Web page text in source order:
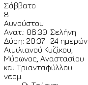
Σάββατο
8
Αυγούστου
Ανατ.: 06:30
Δύση: 20:37
Σελήνη
24 ημερών
Αιμιλιανού Κυζίκου,
Μύρωνος, Αναστασίου
και Τριανταφύλλου
νεομ.